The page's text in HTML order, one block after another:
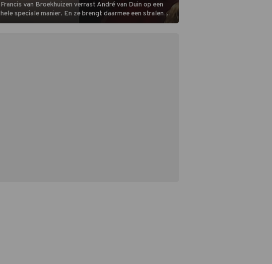
Francis van Broekhuizen verrast André van Duin op een
hele speciale manier. En ze brengt daarmee een stralende
lach op het gezicht van de alleskunner.